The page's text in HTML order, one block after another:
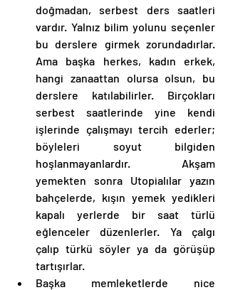
doğmadan, serbest ders saatleri
vardır. Yalnız bilim yolunu seçenler
bu derslere girmek zorundadırlar.
Ama başka herkes, kadın erkek,
hangi zanaattan olursa olsun, bu
derslere katılabilirler. Birçokları
serbest saatlerinde yine kendi
işlerinde çalışmayı tercih ederler;
böyleleri soyut bilgiden
hoşlanmayanlardır. Akşam
yemekten sonra Utopialılar yazın
bahçelerde, kışın yemek yedikleri
kapalı yerlerde bir saat türlü
eğlenceler düzenlerler. Ya çalgı
çalıp türkü söyler ya da görüşüp
tartışırlar.
Başka memleketlerde nice